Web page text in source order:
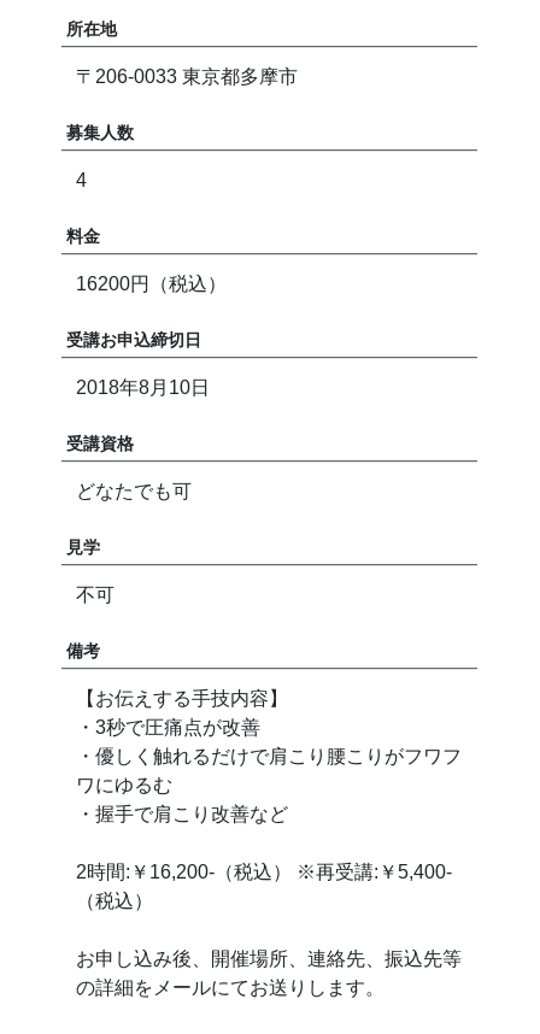
所在地
〒206-0033 東京都多摩市
募集人数
4
料金
16200円（税込）
受講お申込締切日
2018年8月10日
受講資格
どなたでも可
見学
不可
備考
【お伝えする手技内容】
・3秒で圧痛点が改善
・優しく触れるだけで肩こり腰こりがフワフ
ワにゆるむ
・握手で肩こり改善など
2時間:￥16,200-（税込） ※再受講:￥5,400-
（税込）
お申し込み後、開催場所、連絡先、振込先等
の詳細をメールにてお送りします。